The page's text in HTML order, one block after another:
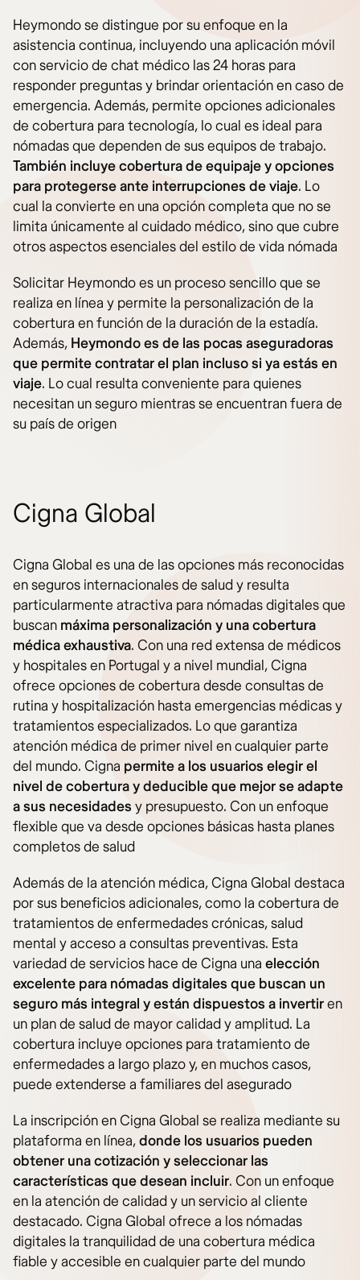
Heymondo se distingue por su enfoque en la
asistencia continua, incluyendo una aplicación móvil
con servicio de chat médico las 24 horas para
responder preguntas y brindar orientación en caso de
emergencia. Además, permite opciones adicionales
de cobertura para tecnología, lo cual es ideal para
nómadas que dependen de sus equipos de trabajo.
También incluye cobertura de equipaje y opciones
para protegerse ante interrupciones deviaje. Lo
cual la convierte en una opción completa que no se
limita únicamente al cuidado médico, sino que cubre
otros aspectos esenciales del estilo de vida nómada​
Solicitar Heymondo es un proceso sencillo que se
realiza en línea y permite la personalización de la
cobertura en función de la duración de la estadía.
Además, Heymondo es de las pocas aseguradoras
que permite contratar el plan incluso si ya estás en
viaje. Lo cual resulta conveniente para quienes
necesitan un seguro mientras se encuentran fuera de
su país de origen​
Cigna Global
Cigna Global es una de las opciones más reconocidas
en seguros internacionales de salud y resulta
particularmente atractiva para nómadas digitales que
buscan máxima personalización y una cobertura
médica exhaustiva. Con una red extensa de médicos
y hospitales en Portugal y a nivel mundial, Cigna
ofrece opciones de cobertura desde consultas de
rutina y hospitalización hasta emergencias médicas y
tratamientos especializados. Lo que garantiza
atención médica de primer nivel en cualquier parte
del mundo. Cigna permite a los usuarios elegir el
nivel de cobertura y deducible que mejor se adapte
a sus necesidadesy presupuesto. Con un enfoque
flexible que va desde opciones básicas hasta planes
completos de salud​
Además de la atención médica, Cigna Global destaca
por sus beneficios adicionales, como la cobertura de
tratamientos de enfermedades crónicas, salud
mental y acceso a consultas preventivas. Esta
variedad de servicios hace de Cigna una elección
excelente para nómadas digitales que buscan un
seguro más integral y están dispuestos a invertiren
un plan de salud de mayor calidad y amplitud. La
cobertura incluye opciones para tratamiento de
enfermedades a largo plazo y, en muchos casos,
puede extenderse a familiares del asegurado​
La inscripción en Cigna Global se realiza mediante su
plataforma en línea,donde los usuarios pueden
obtener una cotización y seleccionar las
características que desean incluir. Con un enfoque
en la atención de calidad y un servicio al cliente
destacado. Cigna Global ofrece a los nómadas
digitales la tranquilidad de una cobertura médica
fiable y accesible en cualquier parte del mundo​